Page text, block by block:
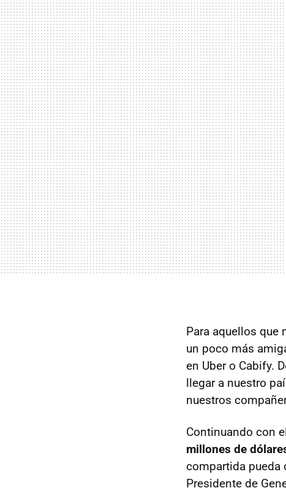
Para aquellos que
un poco más
en Uber o Cabify.
llegar a nuestro
nuestros
Continuando con
millones de
compartida pueda
Presidente de